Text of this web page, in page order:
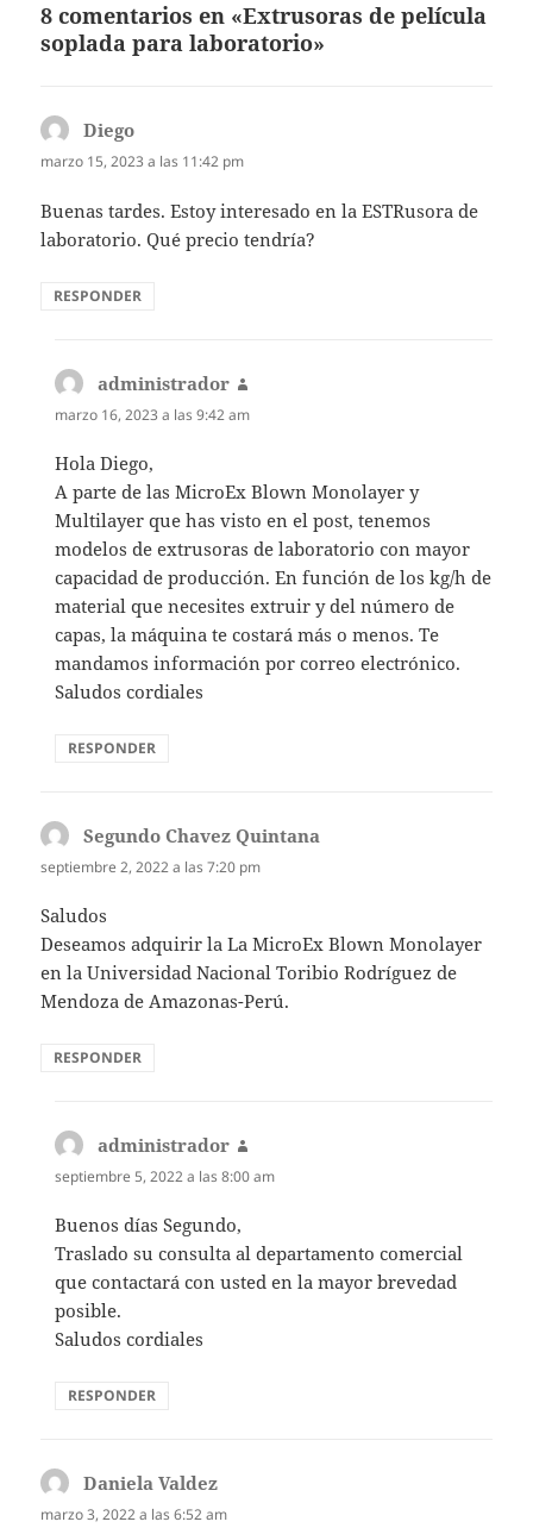
8 comentarios en «Extrusoras de película
soplada para laboratorio»
Diego
marzo 15, 2023 a las 11:42 pm
Buenas tardes. Estoy interesado en la ESTRusora de
laboratorio. Qué precio tendría?
RESPONDER
administrador
marzo 16, 2023 a las 9:42 am
Hola Diego,
A parte de las MicroEx Blown Monolayer y
Multilayer que has visto en el post, tenemos
modelos de extrusoras de laboratorio con mayor
capacidad de producción. En función de los kg/h de
material que necesites extruir y del número de
capas, la máquina te costará más o menos. Te
mandamos información por correo electrónico.
Saludos cordiales
RESPONDER
Segundo Chavez Quintana
septiembre 2, 2022 a las 7:20 pm
Saludos
Deseamos adquirir la La MicroEx Blown Monolayer
en la Universidad Nacional Toribio Rodríguez de
Mendoza de Amazonas-Perú.
RESPONDER
administrador
septiembre 5, 2022 a las 8:00 am
Buenos días Segundo,
Traslado su consulta al departamento comercial
que contactará con usted en la mayor brevedad
posible.
Saludos cordiales
RESPONDER
Daniela Valdez
marzo 3, 2022 a las 6:52 am